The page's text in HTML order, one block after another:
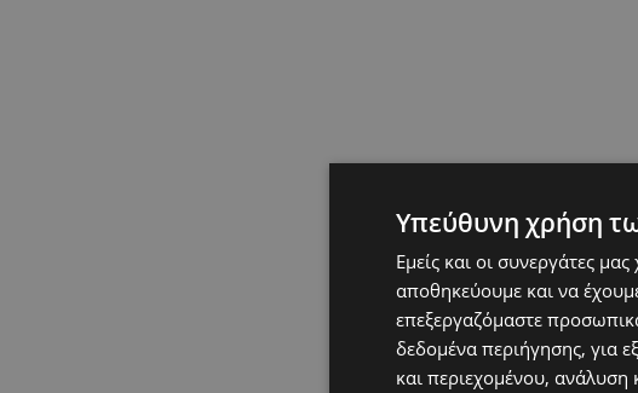
Υπεύθυνη χρήση
Εμείς και οι συνεργάτες
αποθηκεύουμε και να
επεξεργαζόμαστε
δεδομένα περιήγησης, για
και περιεχομένου,